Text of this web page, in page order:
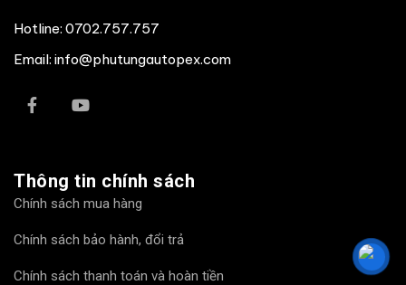
Hotline: 0702.757.757
Email: info@phutungautopex.com
Thông tin chính sách
Chính sách mua hàng
Chính sách bảo hành, đổi trả
Chính sách thanh toán và hoàn tiền